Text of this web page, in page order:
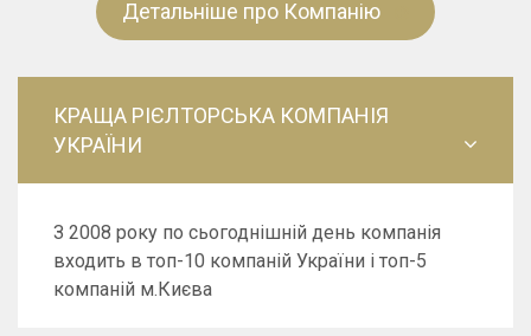
Детальніше про Компанію
КРАЩА РІЄЛТОРСЬКА КОМПАНІЯ
УКРАЇНИ
З 2008 року по сьогоднішній день компанія
входить в топ-10 компаній України і топ-5
компаній м.Києва